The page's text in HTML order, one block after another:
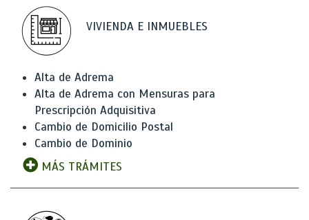
VIVIENDA E INMUEBLES
Alta de Adrema
Alta de Adrema con Mensuras para
Prescripción Adquisitiva
Cambio de Domicilio Postal
Cambio de Dominio
MÁS TRÁMITES